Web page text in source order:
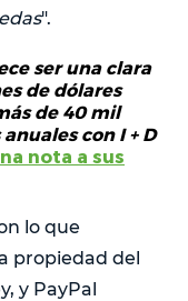
".
ser una clara
de dólares
de 40 mil
con I + D
nota a sus
lo que
propiedad del
y PayPal